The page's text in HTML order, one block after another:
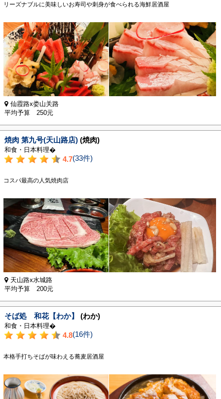
リーズナブルに美味しいお寿司や刺身が食べられる海鮮居酒屋
仙霞路x娄山关路
平均予算 250元
焼肉 第九号(天山路店) (焼肉)
和食・日本料理�
4.7(33件)
コスパ最高の人気焼肉店
天山路x水城路
平均予算 200元
そば処 和花【わか】 (わか)
和食・日本料理�
4.8(16件)
本格手打ちそばが味わえる蕎麦居酒屋